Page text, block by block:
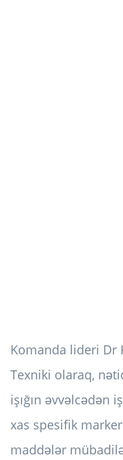
Komanda lideri Dr
Texniki olaraq,
işığın əvvəlcədən
xas spesifik
maddələr